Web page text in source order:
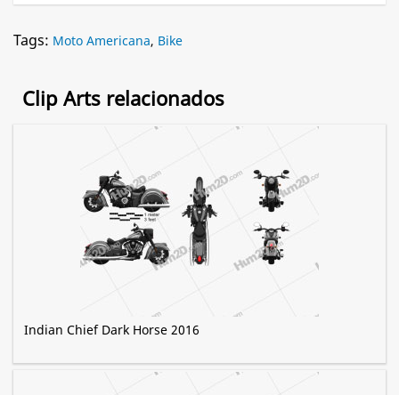
Tags: Moto Americana, Bike
Clip Arts relacionados
Indian Chief Dark Horse 2016